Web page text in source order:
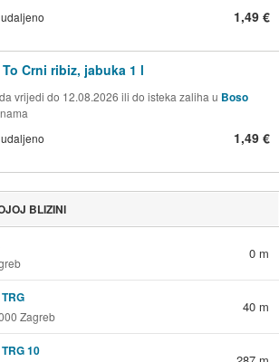
udaljeno 1,49 €
To Crni ribiz, jabuka 1 l
vrijedi do 12.08.2026 ili do isteka zaliha u Boso
udaljeno 1,49 €
BLIZINI
0 m
Zagreb
40 m
10